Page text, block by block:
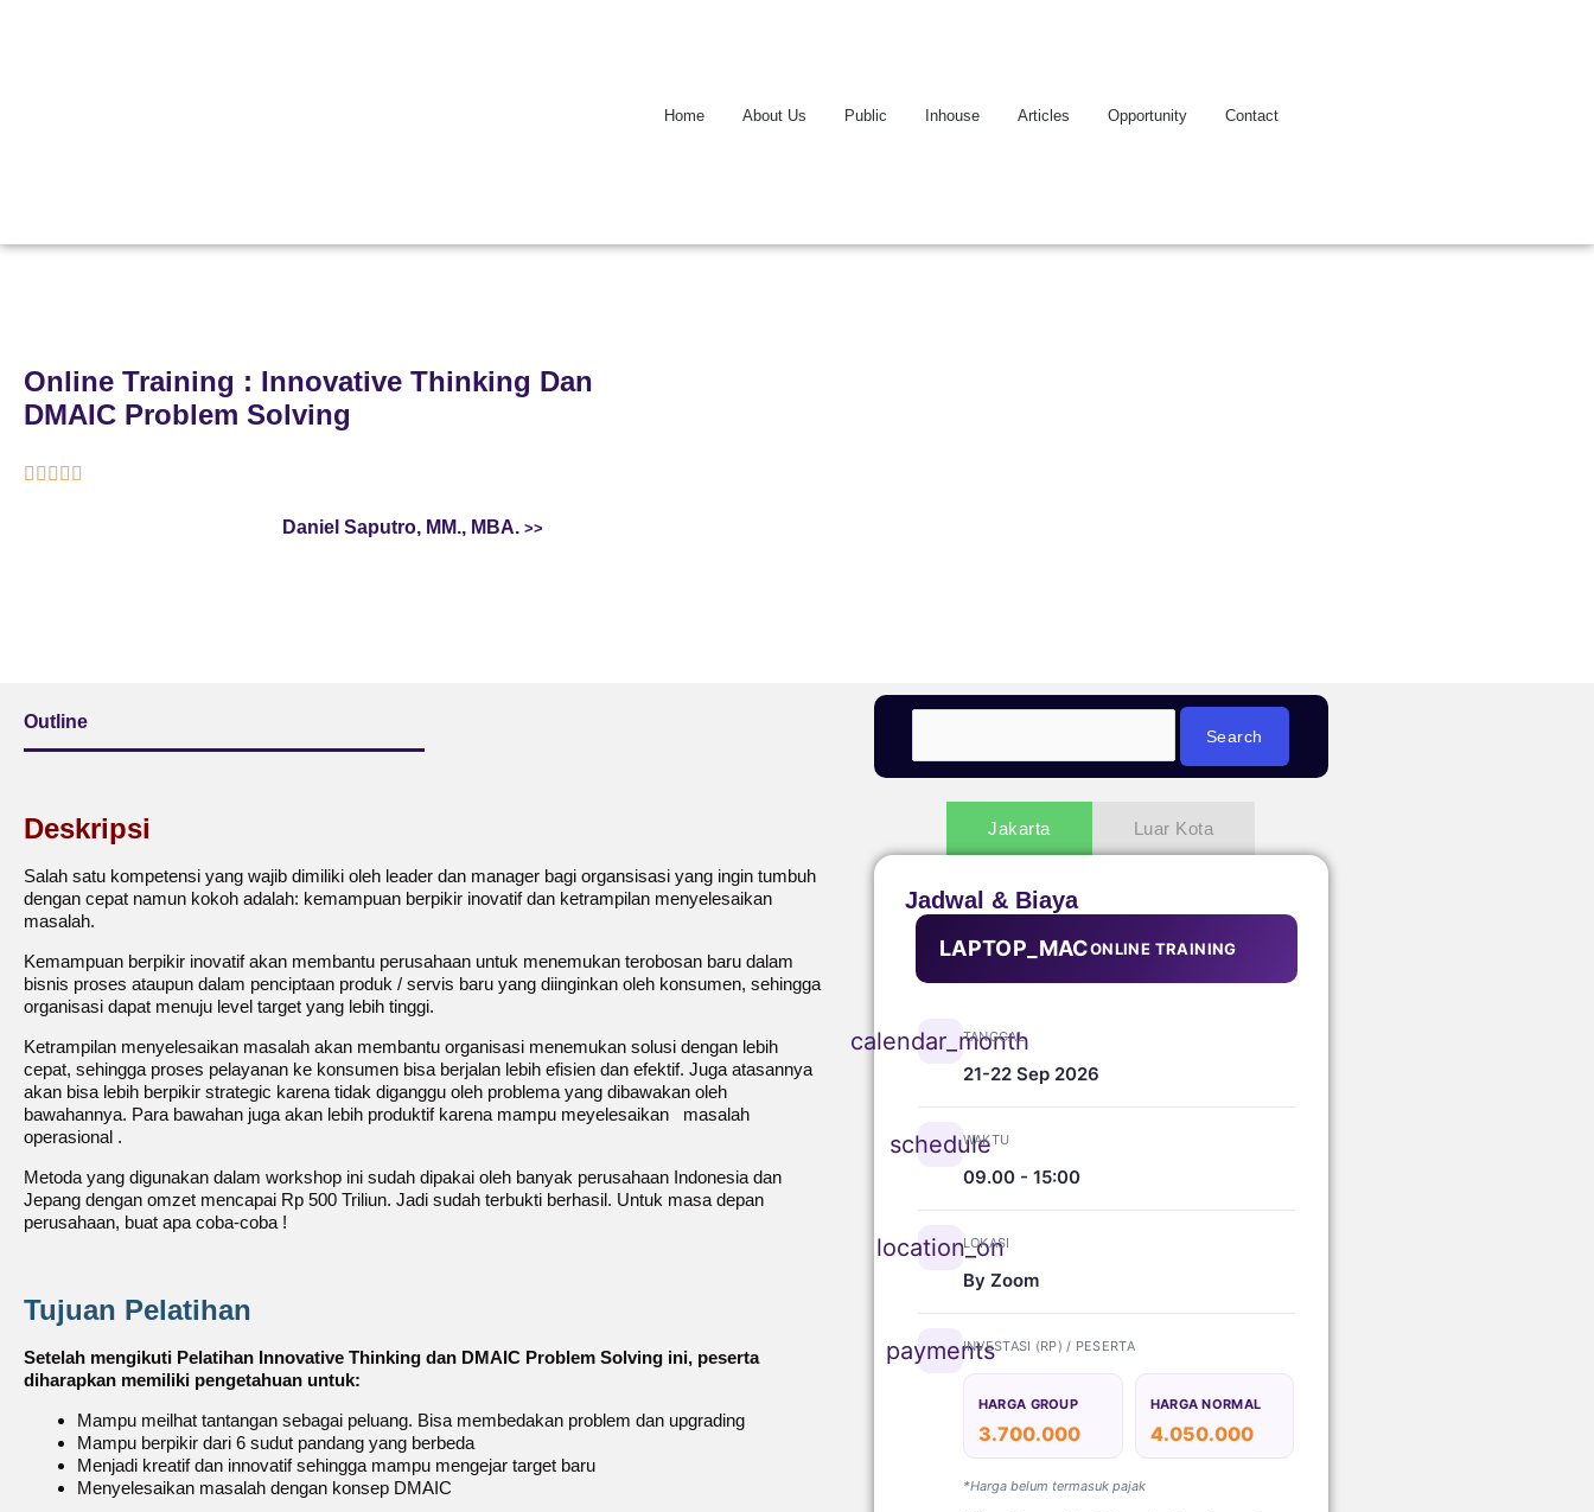
Home About Us Public Inhouse Articles Opportunity Contact
Online Training : Innovative Thinking Dan
DMAIC Problem Solving
    
Daniel Saputro, MM., MBA.
Outline
Deskripsi
Salah satu kompetensi yang wajib dimiliki oleh leader dan manager bagi organsisasi yang ingin tumbuh
dengan cepat namun kokoh adalah: kemampuan berpikir inovatif dan ketrampilan menyelesaikan
masalah.
Kemampuan berpikir inovatif akan membantu perusahaan untuk menemukan terobosan baru dalam
bisnis proses ataupun dalam penciptaan produk / servis baru yang diinginkan oleh konsumen, sehingga
organisasi dapat menuju level target yang lebih tinggi.
Ketrampilan menyelesaikan masalah akan membantu organisasi menemukan solusi dengan lebih
cepat, sehingga proses pelayanan ke konsumen bisa berjalan lebih efisien dan efektif. Juga atasannya
akan bisa lebih berpikir strategic karena tidak diganggu oleh problema yang dibawakan oleh
bawahannya. Para bawahan juga akan lebih produktif karena mampu meyelesaikan masalah
operasional .
Metoda yang digunakan dalam workshop ini sudah dipakai oleh banyak perusahaan Indonesia dan
Jepang dengan omzet mencapai Rp 500 Triliun. Jadi sudah terbukti berhasil. Untuk masa depan
perusahaan, buat apa coba-coba !
Tujuan Pelatihan
Setelah mengikuti Pelatihan Innovative Thinking dan DMAIC Problem Solving ini, peserta
diharapkan memiliki pengetahuan untuk:
Mampu meilhat tantangan sebagai peluang. Bisa membedakan problem dan upgrading
Mampu berpikir dari 6 sudut pandang yang berbeda
Menjadi kreatif dan innovatif sehingga mampu mengejar target baru
Menyelesaikan masalah dengan konsep DMAIC
Jakarta Luar Kota
Jadwal & Biaya
LAPTOP_MACONLINE TRAINING
calendar_month
TANGGAL
21-22 Sep 2026
schedule
WAKTU
09.00 - 15:00
location_on
LOKASI
By Zoom
paymentsINVESTASI (RP) / PESERTA
HARGA GROUP
3.700.000
HARGA NORMAL
4.050.000
*Harga belum termasuk pajak